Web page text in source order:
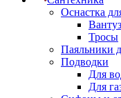
Оснастка
Тросы
Паяльники
Подводки
Для
Для